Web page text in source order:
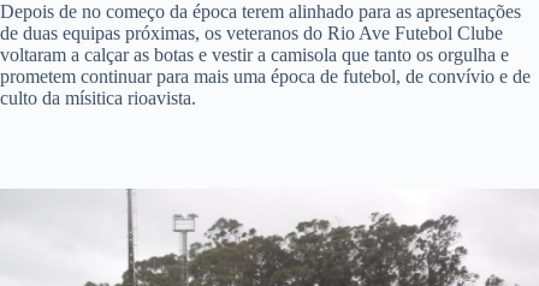
Depois de no começo da época terem alinhado para as apresentações
de duas equipas próximas, os veteranos do Rio Ave Futebol Clube
voltaram a calçar as botas e vestir a camisola que tanto os orgulha e
prometem continuar para mais uma época de futebol, de convívio e de
culto da mísitica rioavista.